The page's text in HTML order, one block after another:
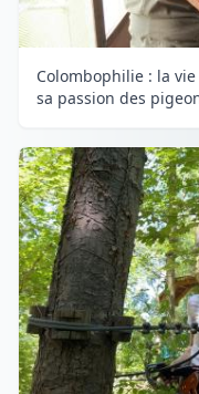
Colombophilie : la
sa passion des